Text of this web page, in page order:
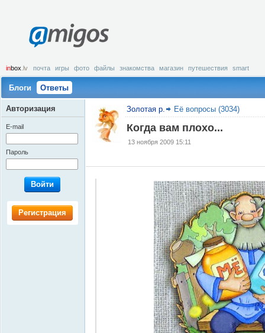
amigos
inbox .lv почта игры фото файлы знакомства магазин путешествия smart
Блоги Ответы
Золотая р. Её вопросы (3034)
Когда вам плохо...
13 ноября 2009 15:11
Авторизация
E-mail
Пароль
Войти
Регистрация